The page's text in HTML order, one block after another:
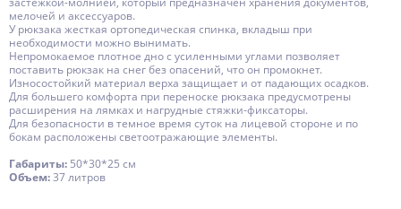
мелочей и аксессуаров.
У рюкзака жесткая ортопедическая спинка, вкладыш при
необходимости можно вынимать.
Непромокаемое плотное дно с усиленными углами позволяет
поставить рюкзак на снег без опасений, что он промокнет.
Износостойкий материал верха защищает и от падающих осадков.
Для большего комфорта при переноске рюкзака предусмотрены
расширения на лямках и нагрудные стяжки-фиксаторы.
Для безопасности в темное время суток на лицевой стороне и по
бокам расположены светоотражающие элементы.
Габариты: 50*30*25 см
Объем:37 литров